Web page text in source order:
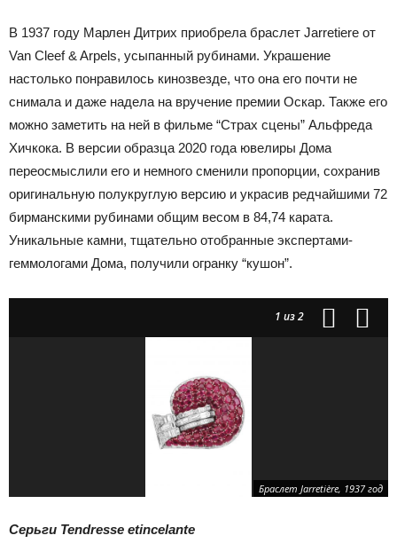
В 1937 году Марлен Дитрих приобрела браслет Jarretiere от
Van Cleef & Arpels, усыпанный рубинами. Украшение
настолько понравилось кинозвезде, что она его почти не
снимала и даже надела на вручение премии Оскар. Также его
можно заметить на ней в фильме “Страх сцены” Альфреда
Хичкока. В версии образца 2020 года ювелиры Дома
переосмыслили его и немного сменили пропорции, сохранив
оригинальную полукруглую версию и украсив редчайшими 72
бирманскими рубинами общим весом в 84,74 карата.
Уникальные камни, тщательно отобранные экспертами-
геммологами Дома, получили огранку “кушон”.
1 из 2
Браслет Jarretière, 1937 год
Серьги Tendresse etincelante